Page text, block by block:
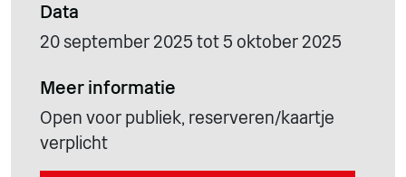
Data
20 september 2025 tot 5 oktober 2025
Meer informatie
Open voor publiek, reserveren/kaartje
verplicht